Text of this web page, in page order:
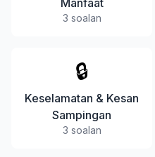
Manfaat
3 soalan
🔒
Keselamatan & Kesan
Sampingan
3 soalan